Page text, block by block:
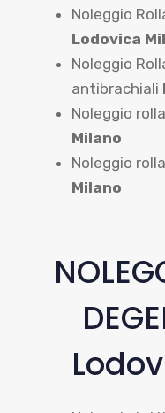
Noleggio
Lodovica
Noleggio
antibrachiali
Noleggio
Milano
Noleggio
Milano